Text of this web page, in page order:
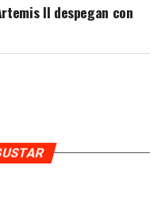
II despegan con